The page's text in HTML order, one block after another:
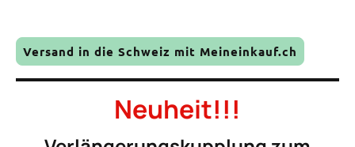
Versand in die Schweiz mit Meineinkauf.ch
Neuheit!!!